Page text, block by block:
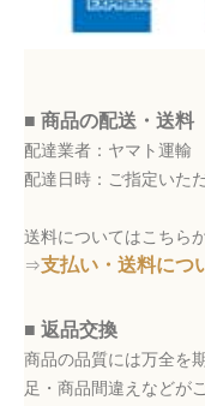
■ 商品の配送・送料
配達業者：ヤマト運輸
配達日時：ご指定いた
送料についてはこちら
⇒支払い・送料につ
■ 返品交換
商品の品質には万全を
足・商品間違えなどが